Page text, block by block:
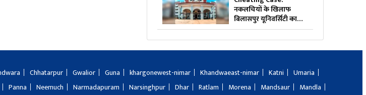
नकलचियों के खिलाफ
बिलासपुर यूनिवर्सिटी का
बड़ा स्ट्राइक.. 74 छात्रों की
परीक्षा रद्द, 45 हजार से
Chhatarpur Gwalior Guna khargonewest-nimar Khandwaeast-nimar Katni
Umaria
Panna Neemuch Narmadapuram Narsinghpur Dhar Ratlam Morena Mandsaur
Mandla